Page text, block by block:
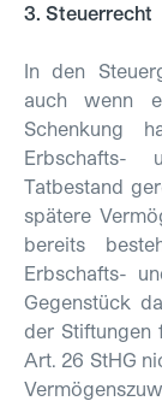
3. Steuerrecht
In den
auch wenn
Schenkung
Erbschafts-
Tatbestand
spätere
bereits
Erbschafts-
Gegenstück
der Stiftungen
Art. 26 StHG